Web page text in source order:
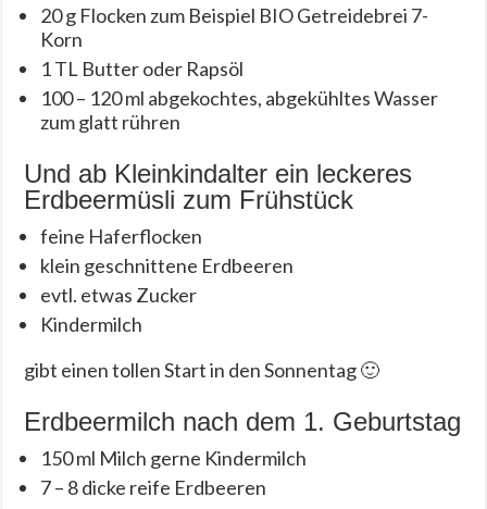
20 g Flocken zum Beispiel BIO Getreidebrei 7-
Korn
1 TL Butter oder Rapsöl
100 – 120 ml abgekochtes, abgekühltes Wasser
zum glatt rühren
Und ab Kleinkindalter ein leckeres
Erdbeermüsli zum Frühstück
feine Haferflocken
klein geschnittene Erdbeeren
evtl. etwas Zucker
Kindermilch
gibt einen tollen Start in den Sonnentag 🙂
Erdbeermilch nach dem 1. Geburtstag
150 ml Milch gerne Kindermilch
7 – 8 dicke reife Erdbeeren